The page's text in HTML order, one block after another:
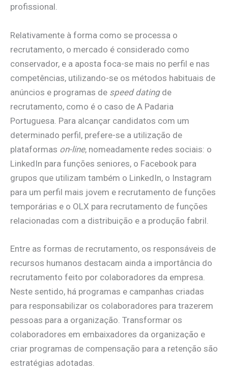
profissional.
Relativamente à forma como se processa o
recrutamento, o mercado é considerado como
conservador, e a aposta foca-se mais no perfil e nas
competências, utilizando-se os métodos habituais de
anúncios e programas de speed datingde
recrutamento, como é o caso de A Padaria
Portuguesa. Para alcançar candidatos com um
determinado perfil, prefere-se a utilização de
plataformas on-line, nomeadamente redes sociais: o
LinkedIn para funções seniores, o Facebook para
grupos que utilizam também o LinkedIn, o Instagram
para um perfil mais jovem e recrutamento de funções
temporárias e o OLX para recrutamento de funções
relacionadas com a distribuição e a produção fabril.
Entre as formas de recrutamento, os responsáveis de
recursos humanos destacam ainda a importância do
recrutamento feito por colaboradores da empresa.
Neste sentido, há programas e campanhas criadas
para responsabilizar os colaboradores para trazerem
pessoas para a organização. Transformar os
colaboradores em embaixadores da organização e
criar programas de compensação para a retenção são
estratégias adotadas.